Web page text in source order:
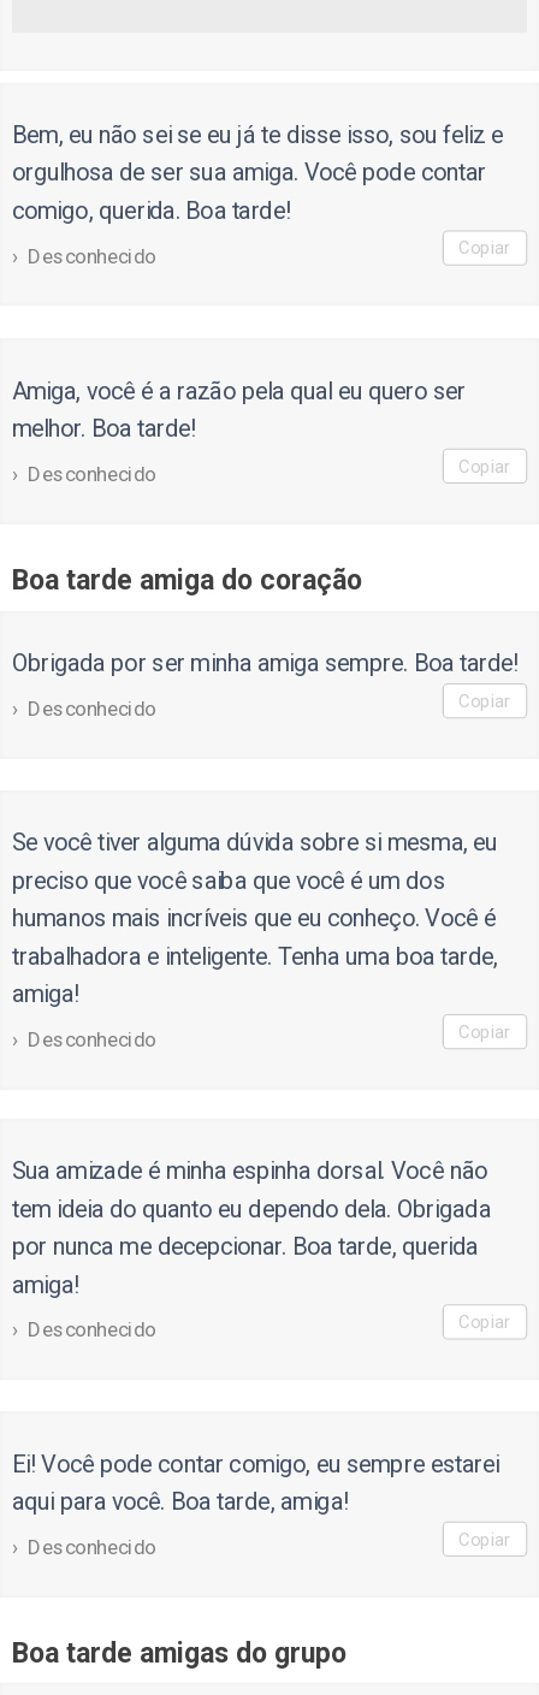
Bem, eu não sei se eu já te disse isso, sou feliz e
orgulhosa de ser sua amiga. Você pode contar
comigo, querida. Boa tarde!
Desconhecido Copiar
Amiga, você é a razão pela qual eu quero ser
melhor. Boa tarde!
Desconhecido Copiar
Boa tarde amiga do coração
Obrigada por ser minha amiga sempre. Boa tarde!
Desconhecido Copiar
Se você tiver alguma dúvida sobre si mesma, eu
preciso que você saiba que você é um dos
humanos mais incríveis que eu conheço. Você é
trabalhadora e inteligente. Tenha uma boa tarde,
amiga!
Desconhecido Copiar
Sua amizade é minha espinha dorsal. Você não
tem ideia do quanto eu dependo dela. Obrigada
por nunca me decepcionar. Boa tarde, querida
amiga!
Desconhecido Copiar
Ei! Você pode contar comigo, eu sempre estarei
aqui para você. Boa tarde, amiga!
Desconhecido Copiar
Boa tarde amigas do grupo